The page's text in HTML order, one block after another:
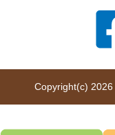
Copyright(c) 2026